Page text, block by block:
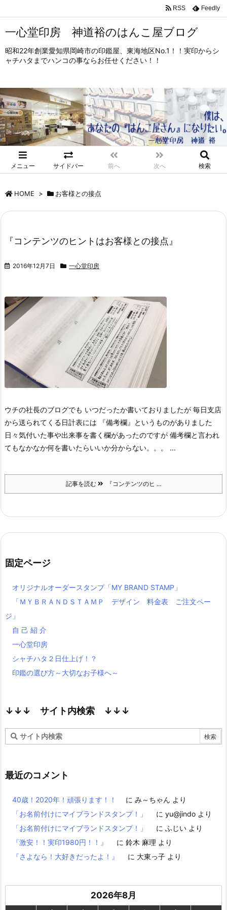
一心堂印房 神道裕のはんこ屋ブログ
昭和22年創業愛知県岡崎市の印鑑屋、東海地区No.1！！実印からシ
ャチハタまでハンコの事ならお任せください！！
メニュー サイドバー 前へ 次へ 検索
RSS Feedly
HOME > お客様との接点
『コンテンツのヒントはお客様との接点』
2016年12月7日 一心堂印房
ウチの社長のブログでも いつだったか書いておりましたが 毎日支店
から送られてくる日計表には 『備考欄』というものがありました
日々気付いた事や出来事を書く欄があったのですが 備考欄と言われ
てもなかなか何を書いたらいいか分からない。。。 ...
記事を読む 『コンテンツのヒ ...
固定ページ
オリジナルオーダースタンプ「MY BRAND STAMP」
「ＭＹＢＲＡＮＤＳＴＡＭＰ デザイン 料金表 ご注文ペー
ジ」
自 己 紹 介
一心堂印房
シャチハタ２日仕上げ！？
印鑑の選び方～大切なお子様へ～
↓↓↓ サイト内検索 ↓↓↓
最近のコメント
40歳！2020年！頑張ります！！ に み～ちゃん より
「お名前付けにマイブランドスタンプ！」
に yu@jindo より
「お名前付けにマイブランドスタンプ！」
に ふじい より
『激安！！実印1980円！！』
に 鈴木 麻理 より
『さよなら！大好きだったよ！』
に 大東っ子 より
2026年8月